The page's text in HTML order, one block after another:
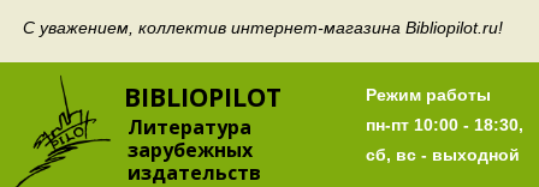
С уважением, коллектив интернет-магазина Bibliopilot.ru!
BIBLIOPILOT
Литература
зарубежных
издательств
Режим работы
пн-пт 10:00 - 18:30,
сб, вс - выходной